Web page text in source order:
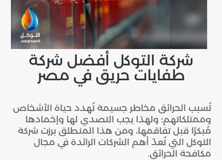
شركة التوكل أفضل شركة
طفايات حريق في مصر
تُسبب الحرائق مخاطر جسيمة تُهدد حياة الأشخاص
وممتلكاتهم؛ ولهذا يجب التصدي لها وإخمادها
مُبكرًا قبل تفاقمها، ومن هذا المنطلق برزت شركة
التوكل التي تُعدّ أهم الشركات الرائدة في مجال
مكافحة الحرائق.